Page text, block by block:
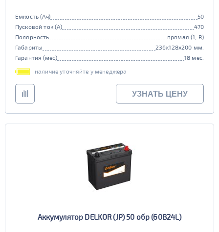
Емкость (Ач)
50
Пусковой ток (А)
470
Полярность
прямая (1, R)
Габариты
236x128x200 мм.
Гарантия (мес)
18 мес.
наличие уточняйте у менеджера
УЗНАТЬ ЦЕНУ
Аккумулятор DELKOR (JP) 50 обр (60B24L)